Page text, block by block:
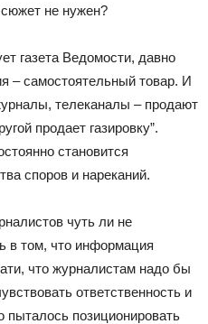
не нужен?
газета Ведомости, давно
– самостоятельный товар. И
телеканалы – продают
продает газировку”.
становится
споров и нареканий.
чуть ли не
в том, что информация
что журналистам надо бы
ответственность и
пыталось позиционировать